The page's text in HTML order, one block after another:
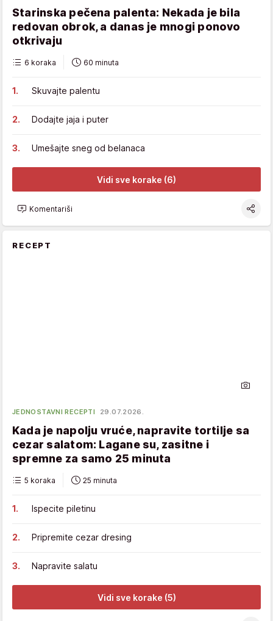
Starinska pečena palenta: Nekada je bila
redovan obrok, a danas je mnogi ponovo
otkrivaju
6 koraka 60 minuta
Skuvajte palentu
Dodajte jaja i puter
Umešajte sneg od belanaca
Vidi sve korake (6)
Komentariši
RECEPT
JEDNOSTAVNI RECEPTI 29.07.2026.
Kada je napolju vruće, napravite tortilje sa
cezar salatom: Lagane su, zasitne i
spremne za samo 25 minuta
5 koraka 25 minuta
Ispecite piletinu
Pripremite cezar dresing
Napravite salatu
Vidi sve korake (5)